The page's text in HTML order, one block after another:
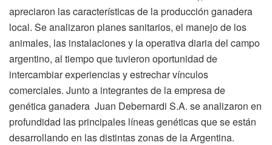
apreciaron las características de la producción ganadera
local. Se analizaron planes sanitarios, el manejo de los
animales, las instalaciones y la operativa diaria del campo
argentino, al tiempo que tuvieron oportunidad de
intercambiar experiencias y estrechar vínculos
comerciales. Junto a integrantes de la empresa de
genética ganadera Juan Debernardi S.A. se analizaron en
profundidad las principales líneas genéticas que se están
desarrollando en las distintas zonas de la Argentina.